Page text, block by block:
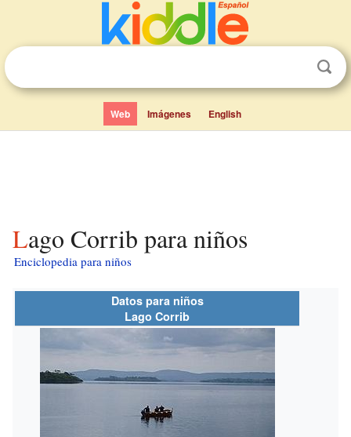
Web Imágenes English
Lago Corrib para niños
Enciclopedia para niños
Datos para niños
Lago Corrib